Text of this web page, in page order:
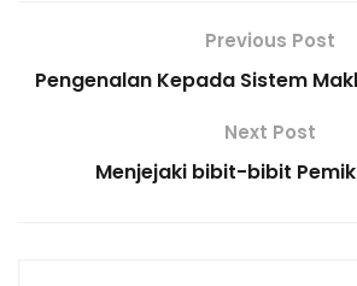
Previous Post
Pengenalan Kepada Sistem
Next Post
Menjejaki bibit-bibit